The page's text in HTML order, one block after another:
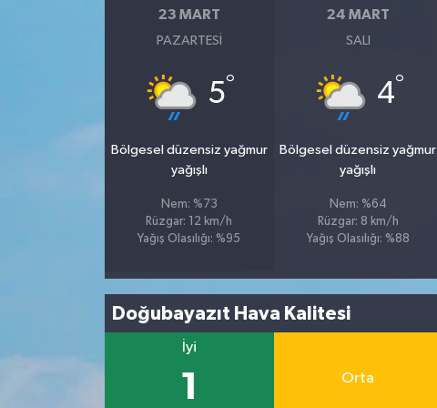
23 MART
PAZARTESI
5°
Bölgesel düzensiz yağmur
yağışlı
Nem: %73
Rüzgar: 12 km/h
Yağış Olasılığı: %95
24 MART
SALI
4°
Bölgesel düzensiz yağmur
yağışlı
Nem: %64
Rüzgar: 8 km/h
Yağış Olasılığı: %88
Doğubayazıt Hava Kalitesi
İyi
1 Orta